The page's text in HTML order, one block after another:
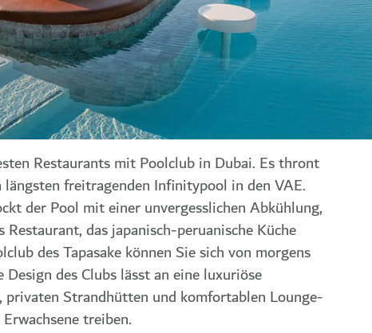
Restaurants mit Poolclub in Dubai. Es thront
freitragenden Infinitypool in den VAE.
der Pool mit einer unvergesslichen Abkühlung,
das japanisch-peruanische Küche
des Tapasake können Sie sich von morgens
des Clubs lässt an eine luxuriöse
Strandhütten und komfortablen Lounge-
treiben.